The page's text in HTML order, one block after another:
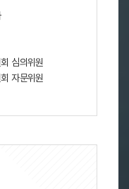
심의위원
자문위원